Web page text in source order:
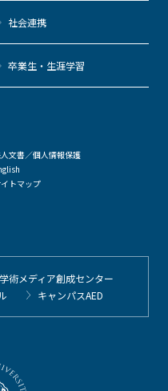
社会連携
卒業生・生涯学習
文書／個人情報保護
トマップ
学術メディア創成センター
キャンパスAED